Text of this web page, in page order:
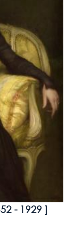
- 1929 ]